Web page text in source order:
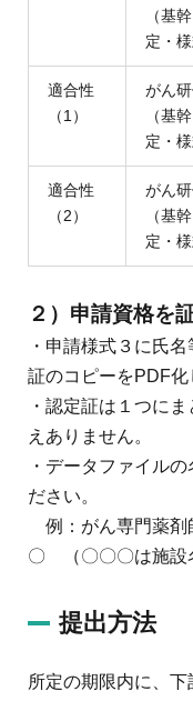
（基
定・様
適合性
（1）
がん
（基
定・
適合性
（2）
がん
（基
定・
２）申請資格を
・申請様式３に氏
証のコピーをPDF化
・認定証は１つに
えありません。
・データファイル
ださい。
例：がん専門薬剤
〇 （〇〇〇は施設
提出方法
所定の期限内に、